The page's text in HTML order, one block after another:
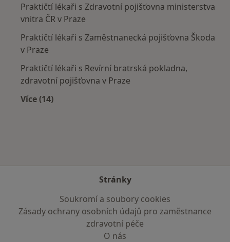
Praktičtí lékaři s Zdravotní pojišťovna ministerstva
vnitra ČR v Praze
Praktičtí lékaři s Zaměstnanecká pojišťovna Škoda
v Praze
Praktičtí lékaři s Revírní bratrská pokladna,
zdravotní pojišťovna v Praze
Více (14)
Stránky
Soukromí a soubory cookies
Zásady ochrany osobních údajů pro zaměstnance
zdravotní péče
O nás